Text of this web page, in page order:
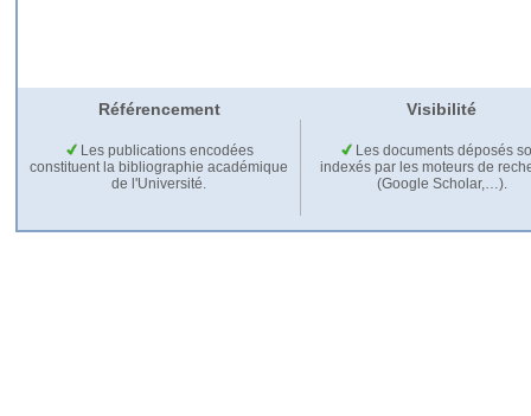
Référencement Visibilité
Les publications encodées
constituent la bibliographie académique
de l'Université.
Les documents déposés
indexés par les moteurs de
(Google Scholar,…).